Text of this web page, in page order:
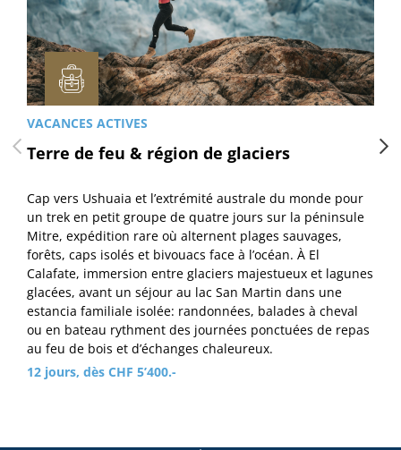
VACANCES ACTIVES
Terre de feu & région de glaciers
Cap vers Ushuaia et l’extrémité australe du monde pour
un trek en petit groupe de quatre jours sur la péninsule
Mitre, expédition rare où alternent plages sauvages,
forêts, caps isolés et bivouacs face à l’océan. À El
Calafate, immersion entre glaciers majestueux et lagunes
glacées, avant un séjour au lac San Martin dans une
estancia familiale isolée: randonnées, balades à cheval
ou en bateau rythment des journées ponctuées de repas
au feu de bois et d’échanges chaleureux.
12 jours, dès CHF 5’400.-